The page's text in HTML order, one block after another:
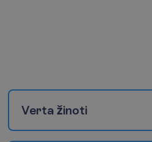
Verta žinoti